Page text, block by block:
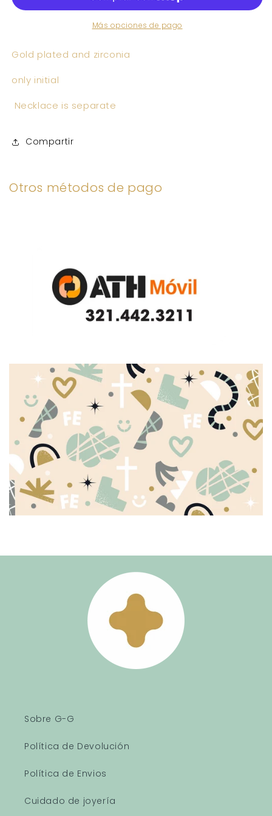
Más opciones de pago
Gold plated and zirconia
only initial
Necklace is separate
Compartir
Otros métodos de pago
Sobre G-G
Política de Devolución
Política de Envios
Cuidado de joyería